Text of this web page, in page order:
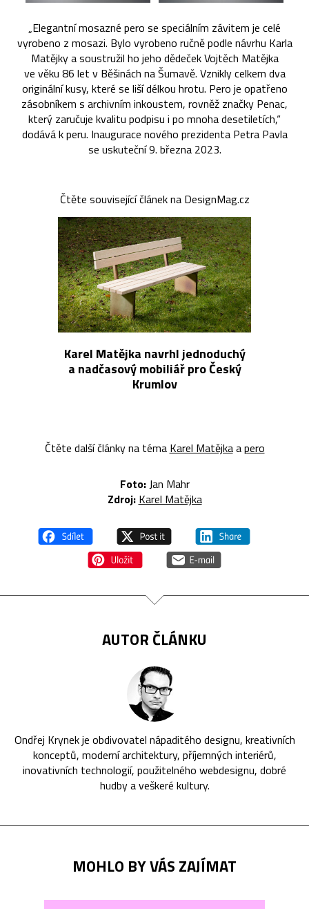
„Elegantní mosazné pero se speciálním závitem je celé
vyrobeno z mosazi. Bylo vyrobeno ručně podle návrhu Karla
Matějky a soustružil ho jeho dědeček Vojtěch Matějka
ve věku 86 let v Běšinách na Šumavě. Vznikly celkem dva
originální kusy, které se liší délkou hrotu. Pero je opatřeno
zásobníkem s archivním inkoustem, rovněž značky Penac,
který zaručuje kvalitu podpisu i po mnoha desetiletích,“
dodává k peru. Inaugurace nového prezidenta Petra Pavla
se uskuteční 9. března 2023.
Čtěte související článek na DesignMag.cz
Karel Matějka navrhl jednoduchý
a nadčasový mobiliář pro Český
Krumlov
Čtěte další články na téma Karel Matějkaapero
Foto:Jan Mahr
Zdroj: Karel Matějka
AUTOR ČLÁNKU
Ondřej Krynek je obdivovatel nápaditého designu, kreativních
konceptů, moderní architektury, příjemných interiérů,
inovativních technologií, použitelného webdesignu, dobré
hudby a veškeré kultury.
MOHLO BY VÁS ZAJÍMAT